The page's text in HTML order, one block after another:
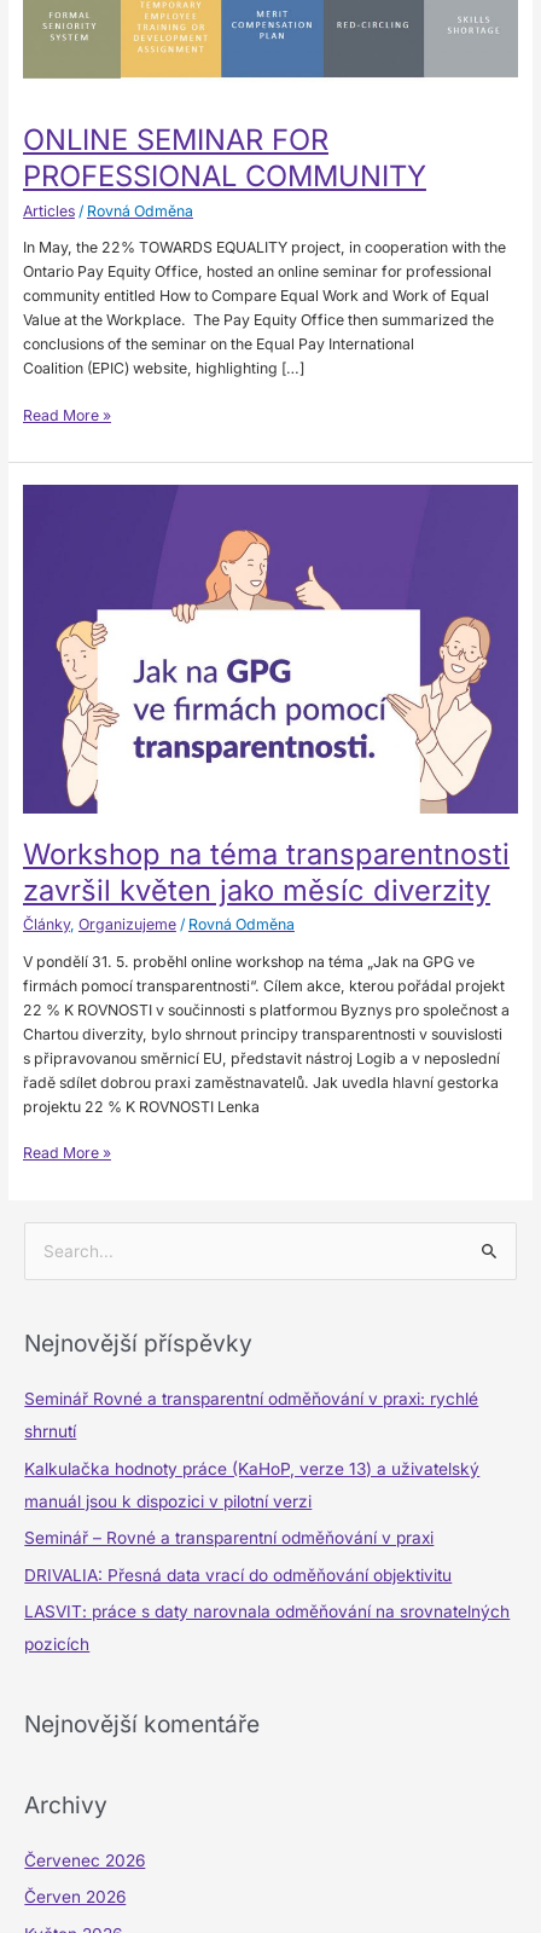
ONLINE SEMINAR FOR
PROFESSIONAL COMMUNITY
Articles/ Rovná Odměna
In May, the 22% TOWARDS EQUALITY project, in cooperation with the
Ontario Pay Equity Office, hosted an online seminar for professional
community entitled How to Compare Equal Work and Work of Equal
Value at the Workplace. The Pay Equity Office then summarized the
conclusions of the seminar on the Equal Pay International
Coalition (EPIC) website, highlighting […]
Read More »
Workshop na téma transparentnosti
završil květen jako měsíc diverzity
Články, Organizujeme/ Rovná Odměna
V pondělí 31. 5. proběhl online workshop na téma „Jak na GPG ve
firmách pomocí transparentnosti“. Cílem akce, kterou pořádal projekt
22 % K ROVNOSTI v součinnosti s platformou Byznys pro společnost a
Chartou diverzity, bylo shrnout principy transparentnosti v souvislosti
s připravovanou směrnicí EU, představit nástroj Logib a v neposlední
řadě sdílet dobrou praxi zaměstnavatelů. Jak uvedla hlavní gestorka
projektu 22 % K ROVNOSTI Lenka
měsíc
diverzity
Read More »
l
r
o
:
Nejnovější příspěvky
Seminář Rovné a transparentní odměňování v praxi: rychlé
shrnutí
Kalkulačka hodnoty práce (KaHoP, verze 13) a uživatelský
manuál jsou k dispozici v pilotní verzi
Seminář – Rovné a transparentní odměňování v praxi
DRIVALIA: Přesná data vrací do odměňování objektivitu
LASVIT: práce s daty narovnala odměňování na srovnatelných
pozicích
Nejnovější komentáře
Archivy
Červenec 2026
Červen 2026